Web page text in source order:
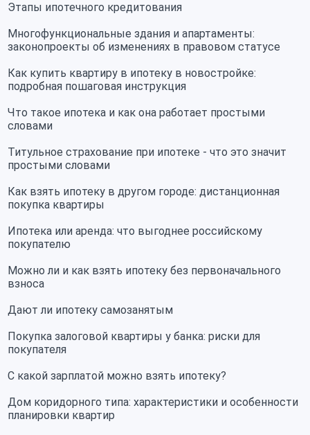
Этапы ипотечного кредитования
Многофункциональные здания и апартаменты:
законопроекты об изменениях в правовом статусе
Как купить квартиру в ипотеку в новостройке:
подробная пошаговая инструкция
Что такое ипотека и как она работает простыми
словами
Титульное страхование при ипотеке - что это значит
простыми словами
Как взять ипотеку в другом городе: дистанционная
покупка квартиры
Ипотека или аренда: что выгоднее российскому
покупателю
Можно ли и как взять ипотеку без первоначального
взноса
Дают ли ипотеку самозанятым
Покупка залоговой квартиры у банка: риски для
покупателя
С какой зарплатой можно взять ипотеку?
Дом коридорного типа: характеристики и особенности
планировки квартир